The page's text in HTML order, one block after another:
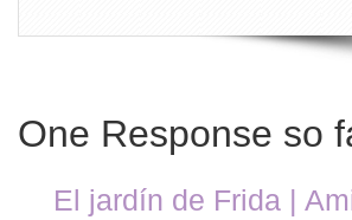
One Response so
El jardín de Frida |